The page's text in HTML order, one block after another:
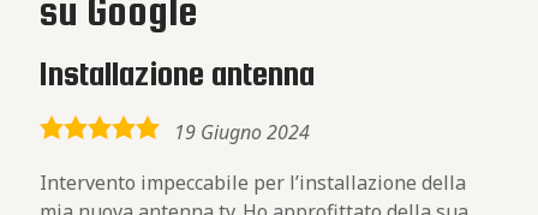
su Google
Installazione antenna
5,0
19 Giugno 2024
Intervento impeccabile per l’installazione della